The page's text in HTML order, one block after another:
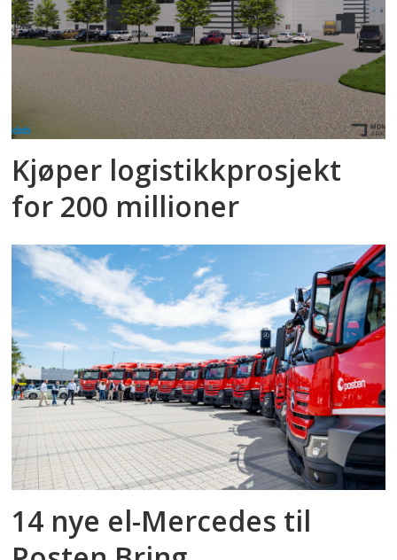
Kjøper logistikkprosjekt
for 200 millioner
14 nye el-Mercedes til